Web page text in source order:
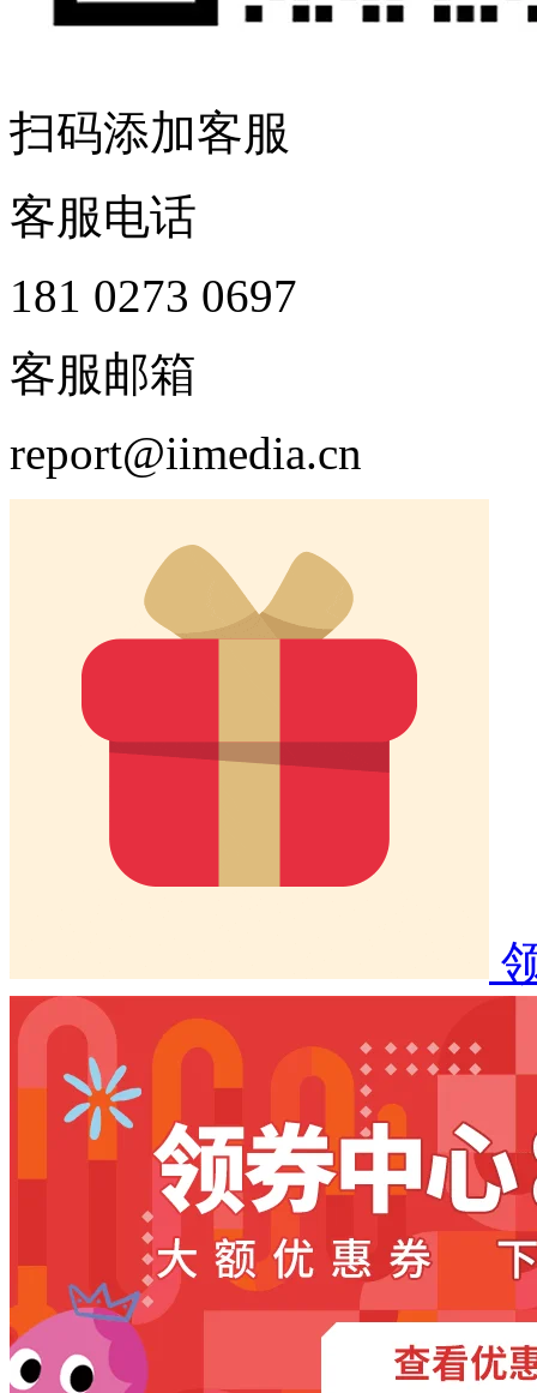
扫码添加客服
客服电话
181 0273 0697
客服邮箱
report@iimedia.cn